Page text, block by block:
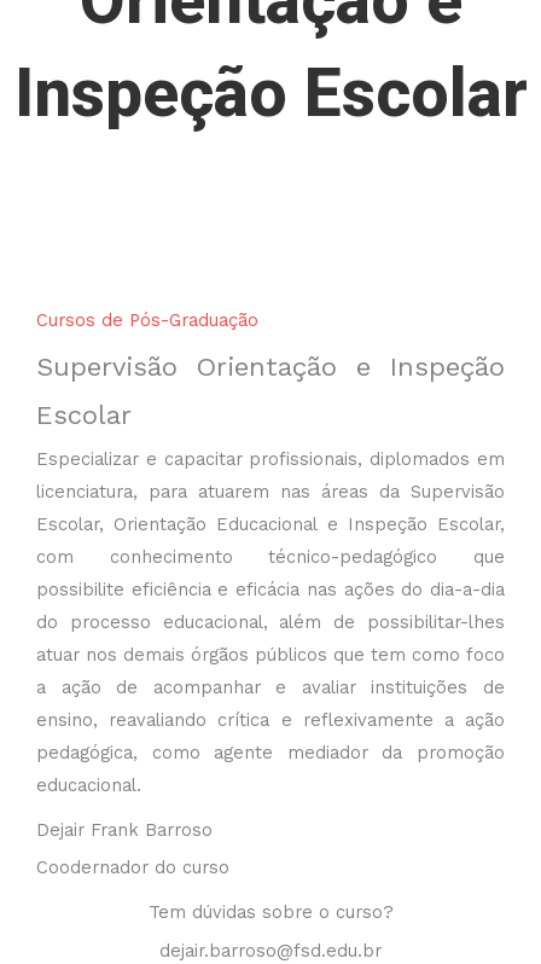
Inspeção Escolar
Cursos de Pós-Graduação
Supervisão Orientação e Inspeção
Escolar
Especializar e capacitar profissionais, diplomados em
licenciatura, para atuarem nas áreas da Supervisão
Escolar, Orientação Educacional e Inspeção Escolar,
com conhecimento técnico-pedagógico que
possibilite eficiência e eficácia nas ações do dia-a-dia
do processo educacional, além de possibilitar-lhes
atuar nos demais órgãos públicos que tem como foco
a ação de acompanhar e avaliar instituições de
ensino, reavaliando crítica e reflexivamente a ação
pedagógica, como agente mediador da promoção
educacional.
Dejair Frank Barroso
Coodernador do curso
Tem dúvidas sobre o curso?
dejair.barroso@fsd.edu.br